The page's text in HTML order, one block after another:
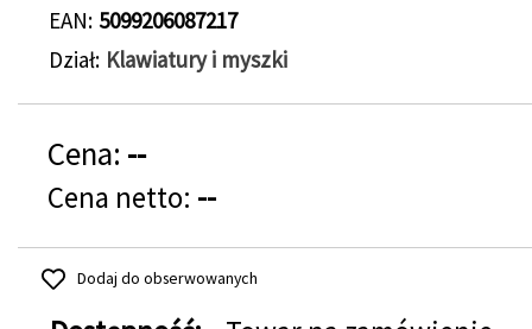
EAN 5099206087217
Dział Klawiatury i myszki
Cena: --
Cena netto: --
Dodaj do obserwowanych